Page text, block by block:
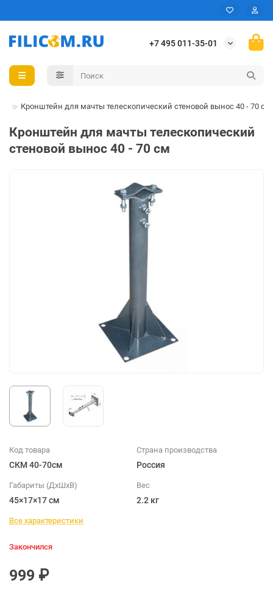
+7 495 011-35-01
Кронштейн для мачты телескопический стеновой вынос 40 - 70 см
Кронштейн для мачты телескопический
стеновой вынос 40 - 70 см
Код товара
СКМ 40-70см
Страна производства
Россия
Габариты (ДхШхВ)
45×17×17 см
Вес
2.2 кг
Все характеристики
Закончился
999 ₽